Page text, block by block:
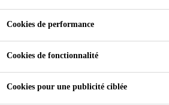
aqueuses et autres salissures
Cookies de performance
Cookies de fonctionnalité
Cookies pour une publicité ciblée